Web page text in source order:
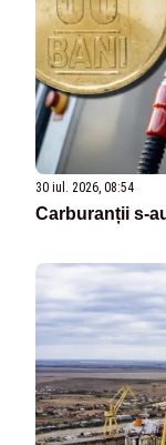
30 iul. 2026, 08:54
Carburanții s-